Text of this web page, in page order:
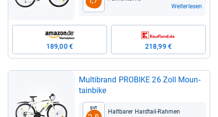
Weiterlesen
189,00 € 218,99 €
Mult­ibrand PRO­BIKE 26 Zoll Moun­
tain­bike
Gut
Halt­ba­rer Hard­tail-​Rah­men